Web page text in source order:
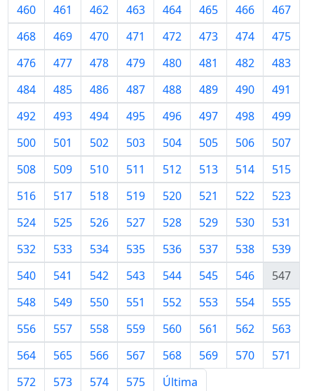
460 461 462 463 464 465 466
467
468
469 470 471 472 473 474
475
476
477 478 479 480 481 482
483
484
485 486 487 488 489 490
491
492
493 494 495 496 497 498
499
500
501 502 503 504 505 506
507
508
509 510 511 512 513 514
515
516
517 518 519 520 521 522
523
524
525 526 527 528 529 530
531
532
533 534 535 536 537 538
539
540
541 542 543 544 545 546
547
548
549 550 551 552 553 554
555
556
557 558 559 560 561 562
563
564
565 566 567 568 569 570
571
572
573 574 575 Última